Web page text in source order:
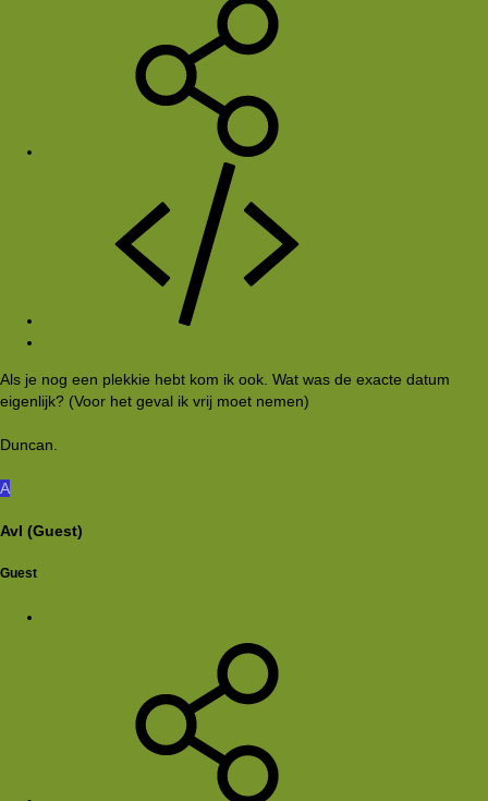
Als je nog een plekkie hebt kom ik ook. Wat was de exacte datum
eigenlijk? (Voor het geval ik vrij moet nemen)
Duncan.
A
AvI (Guest)
Guest